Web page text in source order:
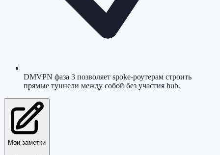
DMVPN фаза 3 позволяет spoke-роутерам строить
прямые туннели между собой без участия hub.
Мои заметки